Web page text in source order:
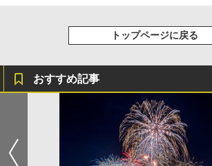
トップページに戻る
おすすめ記事